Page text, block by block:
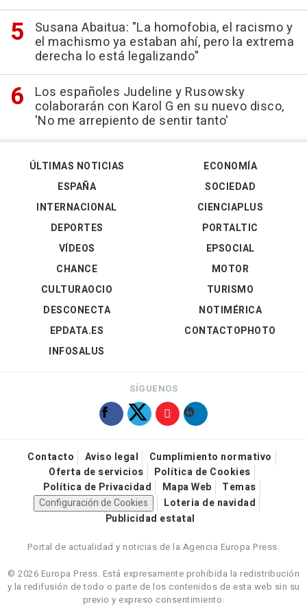
Susana Abaitua: "La homofobia, el racismo y
el machismo ya estaban ahí, pero la extrema
derecha lo está legalizando"
Los españoles Judeline y Rusowsky
colaborarán con Karol G en su nuevo disco,
'No me arrepiento de sentir tanto'
ÚLTIMAS NOTICIAS
ESPAÑA
INTERNACIONAL
DEPORTES
VÍDEOS
ECONOMÍA
SOCIEDAD
CIENCIAPLUS
PORTALTIC
EPSOCIAL
CHANCE
CULTURAOCIO
DESCONECTA
EPDATA.ES
INFOSALUS
MOTOR
TURISMO
NOTIMÉRICA
CONTACTOPHOTO
SÍGUENOS
Contacto Aviso legal
Cumplimiento normativo
Oferta de servicios
Política de Cookies
Política de Privacidad
Mapa Web
Temas
Configuración de Cookies
Loteria de navidad
Publicidad estatal
Portal de actualidad y noticias de la Agencia Europa Press.
© 2026 Europa Press. Está expresamente prohibida la redistribución
y la redifusión de todo o parte de los contenidos de esta web sin su
previo y expreso consentimiento.